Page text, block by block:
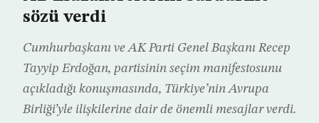
sözü verdi
Cumhurbaşkanı ve AK Parti Genel Başkanı Recep
Tayyip Erdoğan, partisinin seçim manifestosunu
açıkladığı konuşmasında, Türkiye’nin Avrupa
Birliği’yle ilişkilerine dair de önemli mesajlar verdi.